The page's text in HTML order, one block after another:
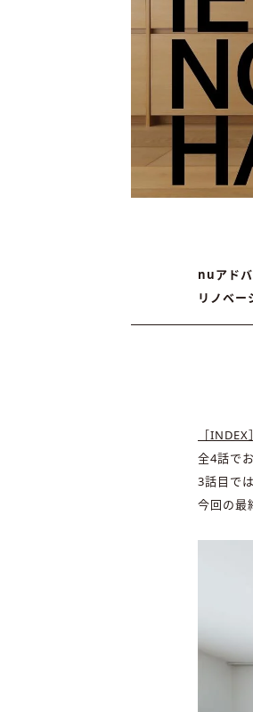
nuアドバ
リノベー
［INDEX］
全4話で
3話目で
今回の最